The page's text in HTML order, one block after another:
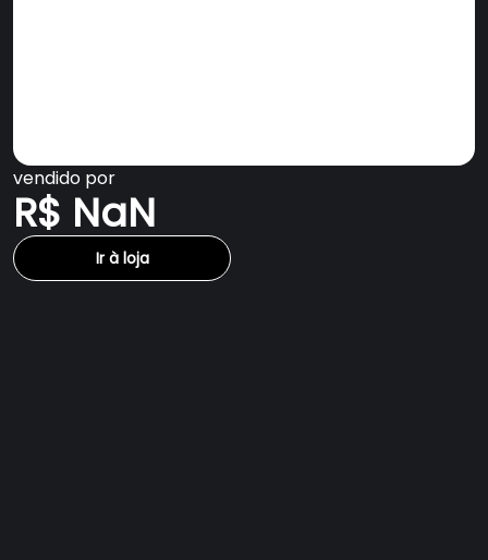
vendido por
R$ NaN
Ir à loja